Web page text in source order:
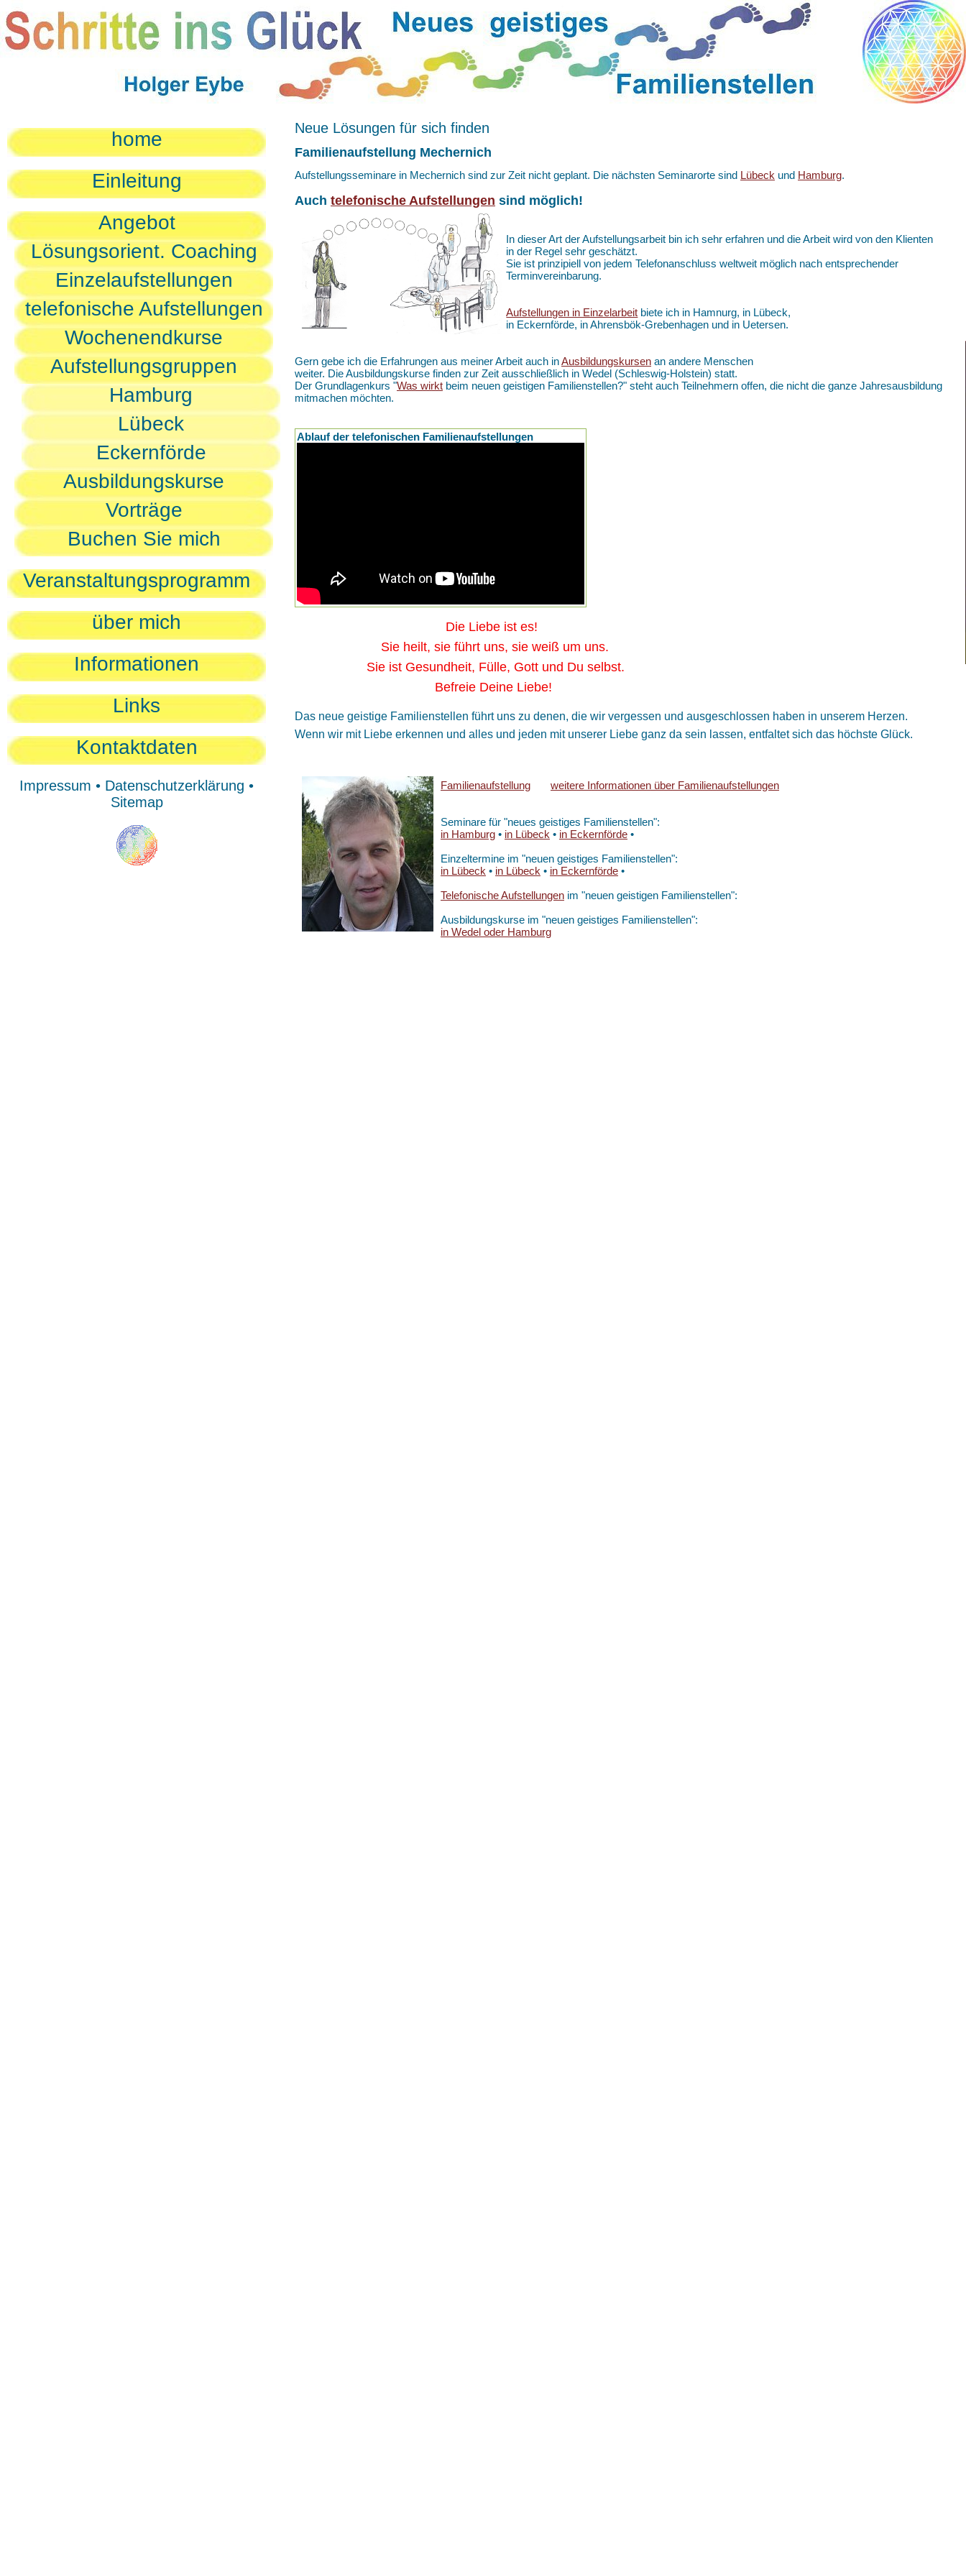
home
Einleitung
Angebot
Lösungsorient. Coaching
Einzelaufstellungen
telefonische Aufstellungen
Wochenendkurse
Aufstellungsgruppen
Hamburg
Lübeck
Eckernförde
Ausbildungskurse
Vorträge
Buchen Sie mich
Veranstaltungsprogramm
über mich
Informationen
Links
Kontaktdaten
Impressum • Datenschutzerklärung •
Sitemap
Neue Lösungen für sich finden
Familienaufstellung Mechernich
Aufstellungsseminare in Mechernich sind zur Zeit nicht geplant. Die nächsten Seminarorte sind Lübeck und Hamburg.
Auch telefonische Aufstellungen sind möglich!
In dieser Art der Aufstellungsarbeit bin ich sehr erfahren und die Arbeit wird von den Klienten
in der Regel sehr geschätzt.
Sie ist prinzipiell von jedem Telefonanschluss weltweit möglich nach entsprechender
Terminvereinbarung.
Aufstellungen in Einzelarbeit biete ich in Hamnurg, in Lübeck,
in Eckernförde, in Ahrensbök-Grebenhagen und in Uetersen.
Gern gebe ich die Erfahrungen aus meiner Arbeit auch inAusbildungskursen an andere Menschen
weiter. Die Ausbildungskurse finden zur Zeit ausschließlich in Wedel (Schleswig-Holstein) statt.
Der Grundlagenkurs "Was wirkt beim neuen geistigen Familienstellen?" steht auch Teilnehmern offen, die nicht die ganze Jahresausbildung
mitmachen möchten.
Ablauf der telefonischen Familienaufstellungen
Die Liebe ist es!
Sie heilt, sie führt uns, sie weiß um uns.
Sie ist Gesundheit, Fülle, Gott und Du selbst.
Befreie Deine Liebe!
Das neue geistige Familienstellen führt uns zu denen, die wir vergessen und ausgeschlossen haben in unserem Herzen.
Wenn wir mit Liebe erkennen und alles und jeden mit unserer Liebe ganz da sein lassen, entfaltet sich das höchste Glück.
Familienaufstellung weitere Informationen über Familienaufstellungen
Seminare für "neues geistiges Familienstellen":
in Hamburg • in Lübeck • in Eckernförde •
Einzeltermine im "neuen geistiges Familienstellen":
in Lübeck • in Lübeck • in Eckernförde •
Telefonische Aufstellungen im "neuen geistigen Familienstellen":
Ausbildungskurse im "neuen geistiges Familienstellen":
in Wedel oder Hamburg